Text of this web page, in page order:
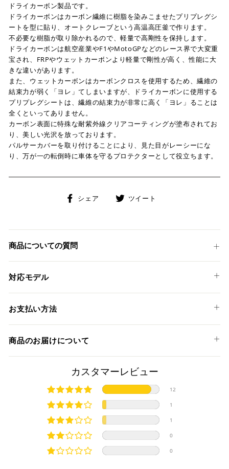
ドライカーボン製品です。
ドライカーボンはカーボン繊維に樹脂を染みこませたプリプレグシ
ートを型に貼り、オートクレーブという高温高圧釜で作ります。
不必要な樹脂が取り除かれるので、軽量で高剛性を保持します。
ドライカーボンは航空産業やF1やMotoGPなどのレース界で大変重
宝され、FRPやウェットカーボンより軽量で剛性が高く、性能に大
きな違いがあります。
また、ウェットカーボンはカーボンクロスを使用するため、繊維の
結束力が弱く「ヨレ」てしまいますが、ドライカーボンに使用する
プリプレグシートは、繊維の結束力が非常に高く「ヨレ」ることは
全くといってありません。
カーボン表面に特殊な耐紫外線クリアコーティングが塗布されてお
り、美しい光沢を放っております。
パルサーカバーを取り付けることにより、見た目がレーシーにな
り、万が一の転倒時に車体を守るプロテクターとして役立ちます。
シェア
Facebook
ェ
る
ツイート
稿
商品についての質問
対応モデル
KAWASAKI
Z800 '13-16
お支払い方法
クレジットカード
上記クレジットカードをご利用頂けます。
分割払い、リボ払い、3Dセキュア対応カードをご利用の
際は、『クレジットカード決済(3Dセキュア) - SBPS』を
ご選択ください。
対応支払回数について以下の通りです。
商品のお届けについて
商品発送までの日数について
ご希望商品の在庫状況により異なります。 詳しくは該当商品
ページよりご希望のカラー、材質等(オプションがある場合)を
選択後に表示される納期をご確認ください。
国内在庫ありの場合
・平日16時までのご注文、お支払い完了で即日発送いたしま
カスタマーレビュー
12
1
1
0
0